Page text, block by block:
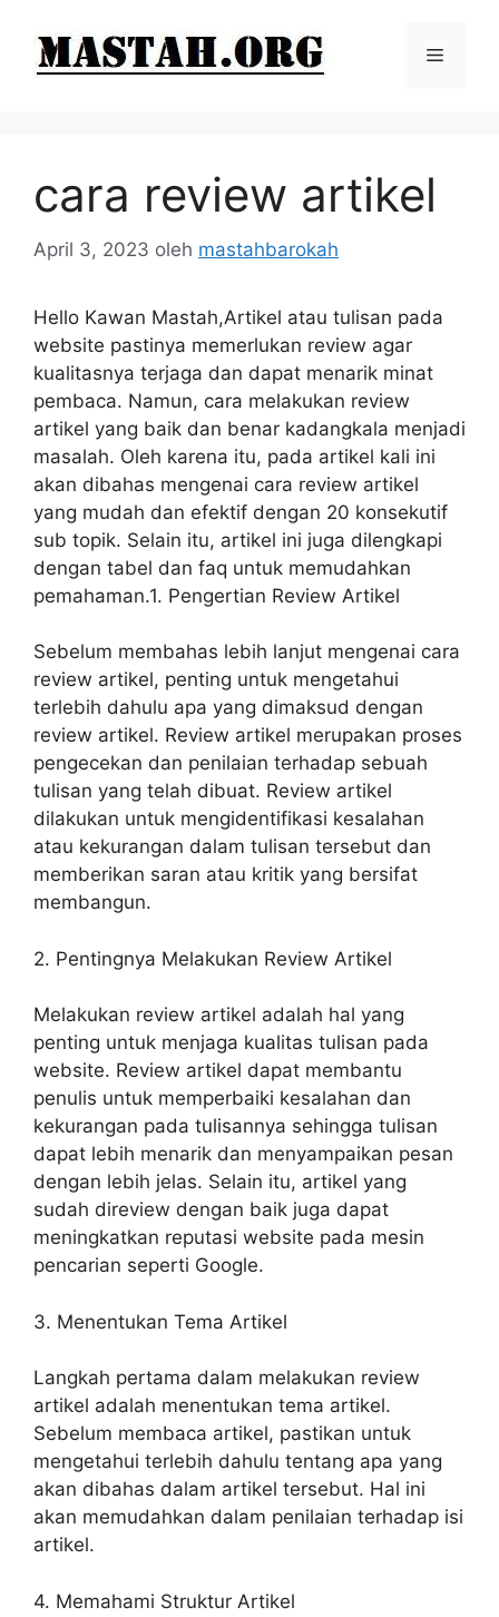
Menu
cara review artikel
April 3, 2023 oleh mastahbarokah
Hello Kawan Mastah,Artikel atau tulisan pada
website pastinya memerlukan review agar
kualitasnya terjaga dan dapat menarik minat
pembaca. Namun, cara melakukan review
artikel yang baik dan benar kadangkala menjadi
masalah. Oleh karena itu, pada artikel kali ini
akan dibahas mengenai cara review artikel
yang mudah dan efektif dengan 20 konsekutif
sub topik. Selain itu, artikel ini juga dilengkapi
dengan tabel dan faq untuk memudahkan
pemahaman.1. Pengertian Review Artikel
Sebelum membahas lebih lanjut mengenai cara
review artikel, penting untuk mengetahui
terlebih dahulu apa yang dimaksud dengan
review artikel. Review artikel merupakan proses
pengecekan dan penilaian terhadap sebuah
tulisan yang telah dibuat. Review artikel
dilakukan untuk mengidentifikasi kesalahan
atau kekurangan dalam tulisan tersebut dan
memberikan saran atau kritik yang bersifat
membangun.
2. Pentingnya Melakukan Review Artikel
Melakukan review artikel adalah hal yang
penting untuk menjaga kualitas tulisan pada
website. Review artikel dapat membantu
penulis untuk memperbaiki kesalahan dan
kekurangan pada tulisannya sehingga tulisan
dapat lebih menarik dan menyampaikan pesan
dengan lebih jelas. Selain itu, artikel yang
sudah direview dengan baik juga dapat
meningkatkan reputasi website pada mesin
pencarian seperti Google.
3. Menentukan Tema Artikel
Langkah pertama dalam melakukan review
artikel adalah menentukan tema artikel.
Sebelum membaca artikel, pastikan untuk
mengetahui terlebih dahulu tentang apa yang
akan dibahas dalam artikel tersebut. Hal ini
akan memudahkan dalam penilaian terhadap isi
artikel.
4. Memahami Struktur Artikel